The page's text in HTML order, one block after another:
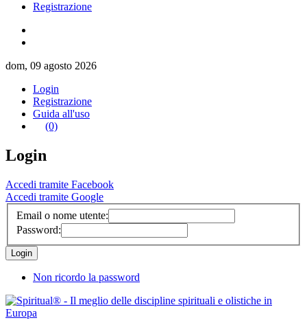
Registrazione
dom, 09 agosto 2026
Login
Registrazione
Guida all'uso
(0)
Login
Accedi tramite Facebook
Accedi tramite Google
Email o nome utente:
Password:
Non ricordo la password